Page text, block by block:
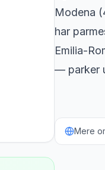
Modena
har
Emilia-
— parker
Mere